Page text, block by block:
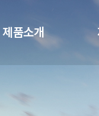
제품소개